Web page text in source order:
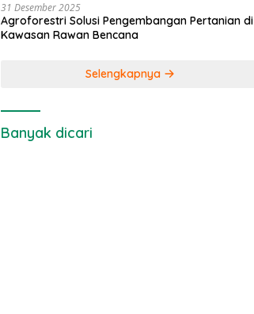
31 Desember 2025
Agroforestri Solusi Pengembangan Pertanian di
Kawasan Rawan Bencana
Selengkapnya
Banyak dicari